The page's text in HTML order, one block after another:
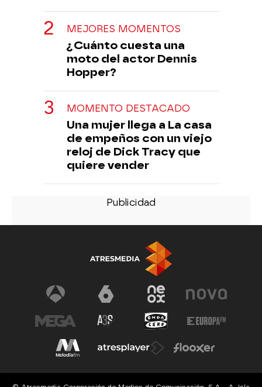
MEJORES MOMENTOS
¿Cuánto cuesta una
moto del actor Dennis
Hopper?
MOMENTO DESTACADO
Una mujer llega a La casa
de empeños con un viejo
reloj de Dick Tracy que
quiere vender